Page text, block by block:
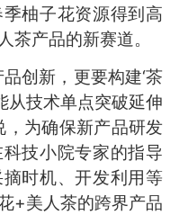
柚子花资源得到高
茶产品的新赛道。
创新，更要构建‘茶
从技术单点突破延伸
，为确保新产品研发
技小院专家的指导
摘时机、开发利用等
+美人茶的跨界产品